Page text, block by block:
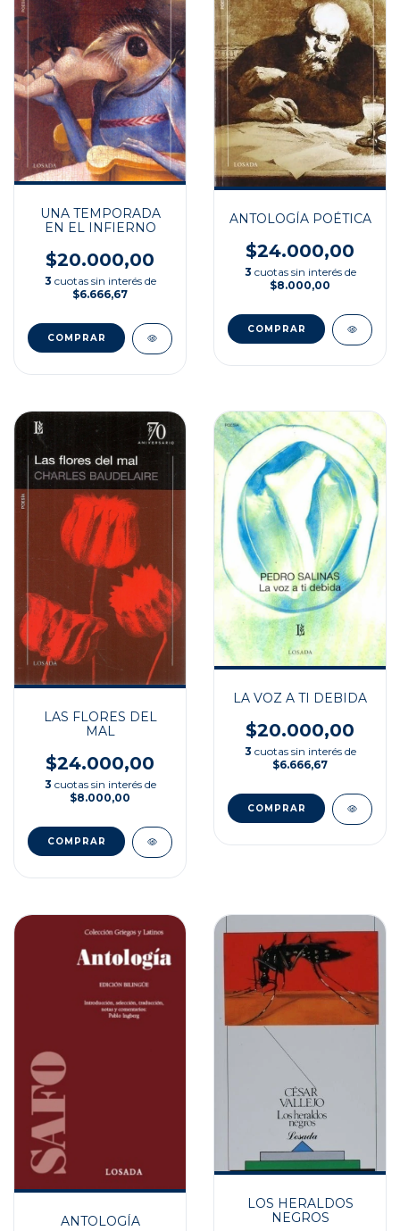
UNA TEMPORADA
EN EL INFIERNO
$20.000,00
3 cuotas sin interés de
$6.666,67
ANTOLOGÍA POÉTICA
$24.000,00
3 cuotas sin interés de
$8.000,00
LAS FLORES DEL
MAL
$24.000,00
3 cuotas sin interés de
$8.000,00
LA VOZ A TI DEBIDA
$20.000,00
3 cuotas sin interés de
$6.666,67
ANTOLOGÍA
LOS HERALDOS
NEGROS